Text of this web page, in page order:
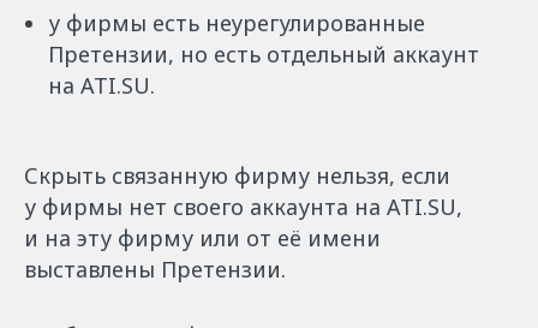
у фирмы есть неурегулированные
Претензии, но есть отдельный аккаунт
на ATI.SU.
Скрыть связанную фирму нельзя, если
у фирмы нет своего аккаунта на ATI.SU,
и на эту фирму или от её имени
выставлены Претензии.